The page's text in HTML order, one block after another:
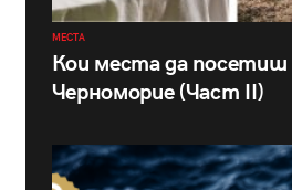
МЕСТА
Кои места да
Черноморие (Част II)